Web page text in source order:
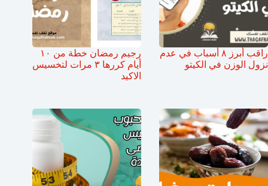
راقب أبرز ٨ أسباب في عدم
نزول الوزن في الكيتو
رجيم رمضان خطة من ١٠
أيام كررها ٣ مرات لتخسيس
الاكيد